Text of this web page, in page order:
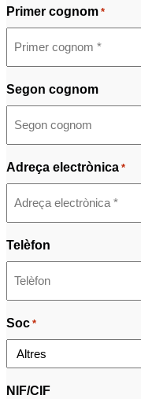
Primer cognom *
Segon cognom
Adreça electrònica *
Telèfon
Soc *
NIF/CIF